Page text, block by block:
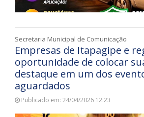
Secretaria Municipal de Comunicação
Empresas de Itapagipe e
oportunidade de colocar
destaque em um dos
aguardados
Publicado em: 24/04/2026 12:23